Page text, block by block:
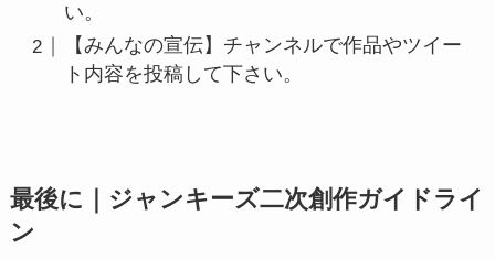
い。
【みんなの宣伝】チャンネルで作品やツイー
ト内容を投稿して下さい。
最後に｜ジャンキーズ二次創作ガイドライ
ン